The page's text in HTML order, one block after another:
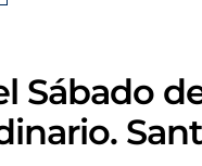
Sábado